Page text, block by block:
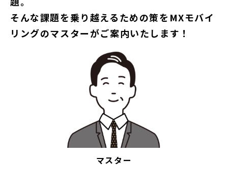
そんな課題を乗り越えるための策をMXモバイ
リングのマスターがご案内いたします！
マスター